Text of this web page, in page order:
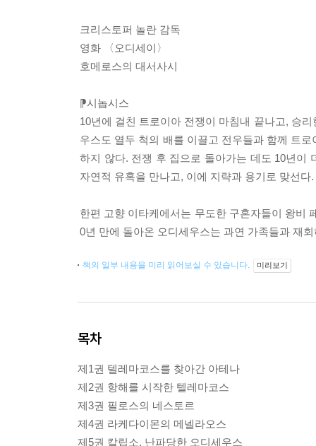
크리스토퍼 놀란 감독
영화 〈오디세이〉
호메로스의 대서사시
⁋시놉시스
10년에 걸친 트로이아 전쟁이 마침내 끝나고, 승
우스도 열두 척의 배를 이끌고 전우들과 함께 트
하지 않다. 전쟁 후 집으로 돌아가는 데도 10년이
자연적 유혹을 만나고, 이에 지략과 용기로 맞선다.
한편 고향 이타케에서는 무도한 구혼자들이 왕비
0년 만에 돌아온 오디세우스는 과연 가족들과 재
책의 일부 내용을 미리 읽어보실 수 있습니다. 미리보기
목차
제1권 텔레마코스를 찾아간 아테나
제2권 항해를 시작한 텔레마코스
제3권 필로스의 네스토르
제4권 라케다이몬의 메넬라오스
제5권 칼립소, 난파당한 오디세우스